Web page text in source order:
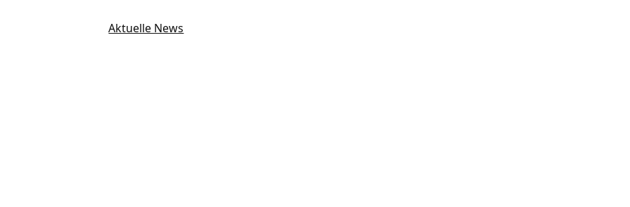
Aktuelle News